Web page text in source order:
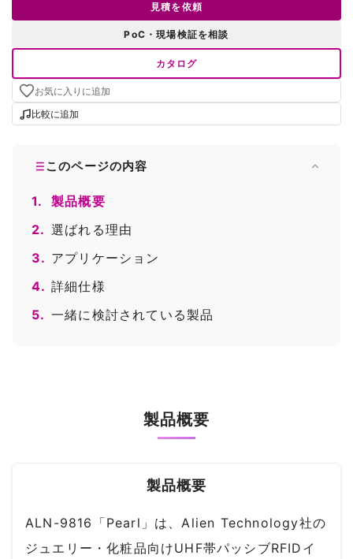
見積を依頼
PoC・現場検証を相談
カタログ
お気に入りに追加
比較に追加
このページの内容
1.
製品概要
2. 選ばれる理由
3. アプリケーション
4. 詳細仕様
5. 一緒に検討されている製品
製品概要
製品概要
ALN-9816「Pearl」は、Alien Technology社の
ジュエリー・化粧品向けUHF帯パッシブRFIDイ